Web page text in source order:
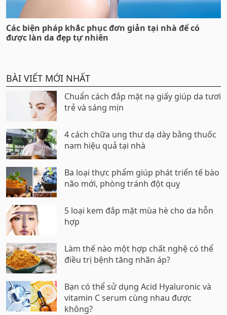
Các biện pháp khắc phục đơn giản tại nhà để có
được làn da đẹp tự nhiên
BÀI VIẾT MỚI NHẤT
Chuẩn cách đắp mặt nạ giấy giúp da tươi
trẻ và sáng mịn
4 cách chữa ung thư dạ dày bằng thuốc
nam hiệu quả tại nhà
Ba loại thực phẩm giúp phát triển tế bào
não mới, phòng tránh đột quỵ
5 loại kem đắp mặt mùa hè cho da hỗn
hợp
Làm thế nào một hợp chất nghệ có thể
điều trị bệnh tăng nhãn áp?
Bạn có thể sử dụng Acid Hyaluronic và
vitamin C serum cùng nhau được
không?